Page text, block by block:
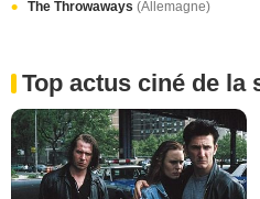
The Throwaways (Allemagne)
Top actus ciné de la